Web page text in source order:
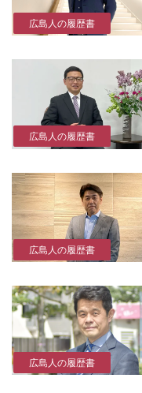
広島人の履歴書
広島人の履歴書
広島人の履歴書
広島人の履歴書